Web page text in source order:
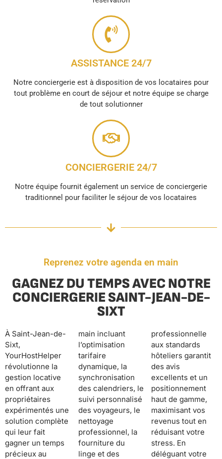
ASSISTANCE 24/7
Notre conciergerie est à disposition de vos locataires pour
tout problème en court de séjour et notre équipe se charge
de tout solutionner
CONCIERGERIE 24/7
Notre équipe fournit également un service de conciergerie
traditionnel pour faciliter le séjour de vos locataires
Reprenez votre agenda en main
GAGNEZ DU TEMPS AVEC NOTRE
CONCIERGERIE SAINT-JEAN-DE-
SIXT
À Saint-Jean-de-
Sixt,
YourHostHelper
révolutionne la
gestion locative
en offrant aux
propriétaires
expérimentés une
solution complète
qui leur fait
gagner un temps
précieux au
main incluant
l’optimisation
tarifaire
dynamique, la
synchronisation
des calendriers, le
suivi personnalisé
des voyageurs, le
nettoyage
professionnel, la
fourniture du
linge et des
professionnelle
aux standards
hôteliers garantit
des avis
excellents et un
positionnement
haut de gamme,
maximisant vos
revenus tout en
réduisant votre
stress. En
déléguant votre